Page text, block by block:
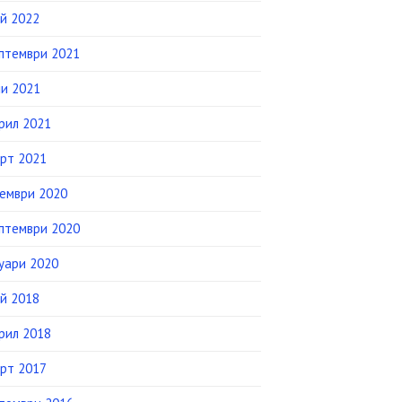
2022
2021
2021
2021
2021
2020
2020
2020
2018
2018
2017